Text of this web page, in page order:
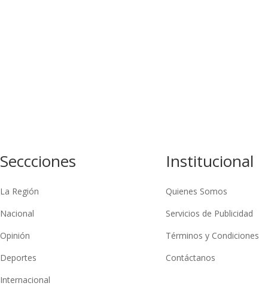
Seccciones
La Región
Nacional
Opinión
Deportes
Internacional
Institucional
Quienes Somos
Servicios de Publicidad
Términos y Condiciones
Contáctanos